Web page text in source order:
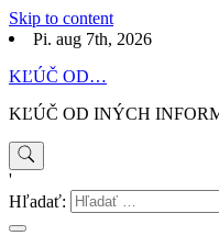
Skip to content
Pi. aug 7th, 2026
KĽÚČ OD…
KĽÚČ OD INÝCH
'
Hľadať: